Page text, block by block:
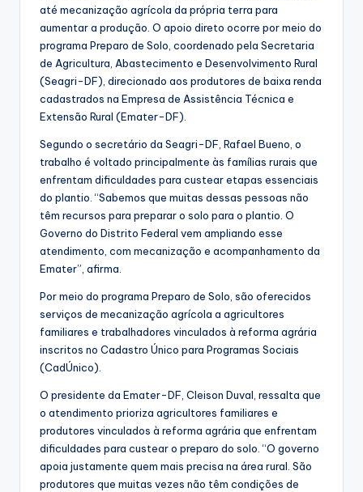
até mecanização agrícola da própria terra para
aumentar a produção. O apoio direto ocorre por meio do
programa Preparo de Solo, coordenado pela Secretaria
de Agricultura, Abastecimento e Desenvolvimento Rural
(Seagri-DF), direcionado aos produtores de baixa renda
cadastrados na Empresa de Assistência Técnica e
Extensão Rural (Emater-DF).
Segundo o secretário da Seagri-DF, Rafael Bueno, o
trabalho é voltado principalmente às famílias rurais que
enfrentam dificuldades para custear etapas essenciais
do plantio. “Sabemos que muitas dessas pessoas não
têm recursos para preparar o solo para o plantio. O
Governo do Distrito Federal vem ampliando esse
atendimento, com mecanização e acompanhamento da
Emater”, afirma.
Por meio do programa Preparo de Solo, são oferecidos
serviços de mecanização agrícola a agricultores
familiares e trabalhadores vinculados à reforma agrária
inscritos no Cadastro Único para Programas Sociais
(CadÚnico).
O presidente da Emater-DF, Cleison Duval, ressalta que
o atendimento prioriza agricultores familiares e
produtores vinculados à reforma agrária que enfrentam
dificuldades para custear o preparo do solo. “O governo
apoia justamente quem mais precisa na área rural. São
produtores que muitas vezes não têm condições de